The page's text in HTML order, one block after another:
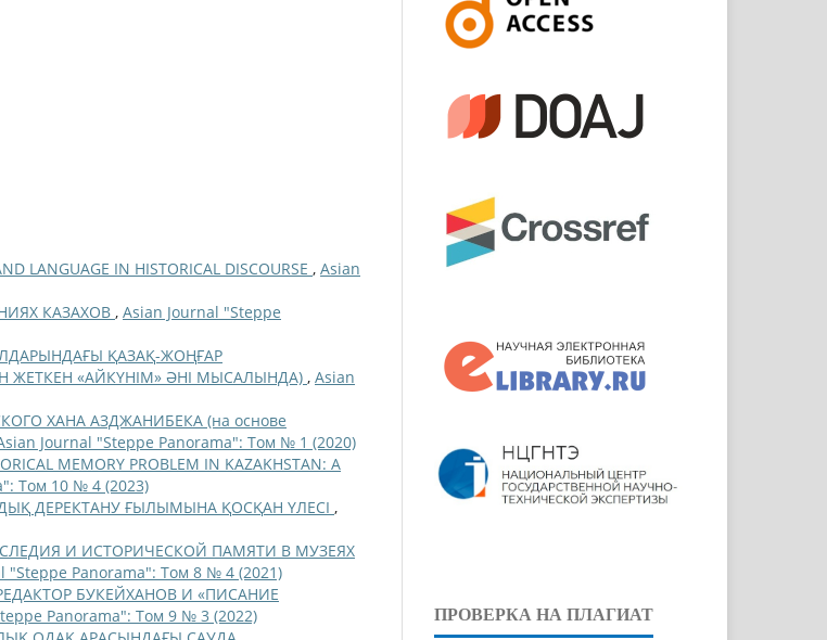
LANGUAGE IN HISTORICAL DISCOURSE , Asian
КАЗАХОВ , Asian Journal "Steppe
ҚАЗАҚ-ЖОҢҒАР
ЖЕТКЕН «АЙКҮНІМ» ӘНІ МЫСАЛЫНДА) , Asian
ХАНА АЗДЖАНИБЕКА (на основе
Journal "Steppe Panorama": Том № 1 (2020)
MEMORY PROBLEM IN KAZAKHSTAN: A
Том 10 № 4 (2023)
ДЕРЕКТАНУ ҒЫЛЫМЫНА ҚОСҚАН ҮЛЕСІ ,
И ИСТОРИЧЕСКОЙ ПАМЯТИ В МУЗЕЯХ
"Steppe Panorama": Том 8 № 4 (2021)
БУКЕЙХАНОВ И «ПИСАНИЕ
Panorama": Том 9 № 3 (2022)
ПРОВЕРКА НА ПЛАГИАТ